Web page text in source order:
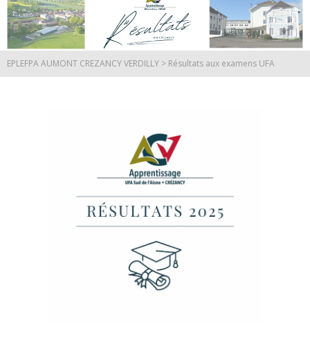
EPLEFPA AUMONT CREZANCY VERDILLY > Résultats aux examens UFA